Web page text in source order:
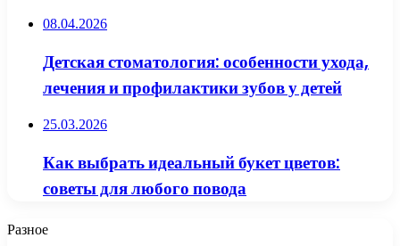
08.04.2026
Детская стоматология: особенности ухода,
лечения и профилактики зубов у детей
25.03.2026
Как выбрать идеальный букет цветов:
советы для любого повода
Разное